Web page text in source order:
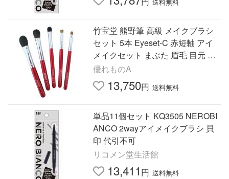
竹宝堂 熊野筆 高級 メイクブラシ
セット 5本 Eyeset-C 赤短軸 アイ
メイクセット まぶた 眉毛 目元 目
尻 化粧筆 CHIKUHODO KUMANO
FUDE
優れものA
13,750円 送料無料
単品11個セット KQ3505 NEROBI
ANCO 2wayアイメイクブラシ 貝
印 代引不可
リコメン堂生活館
13,411 円 送料無料